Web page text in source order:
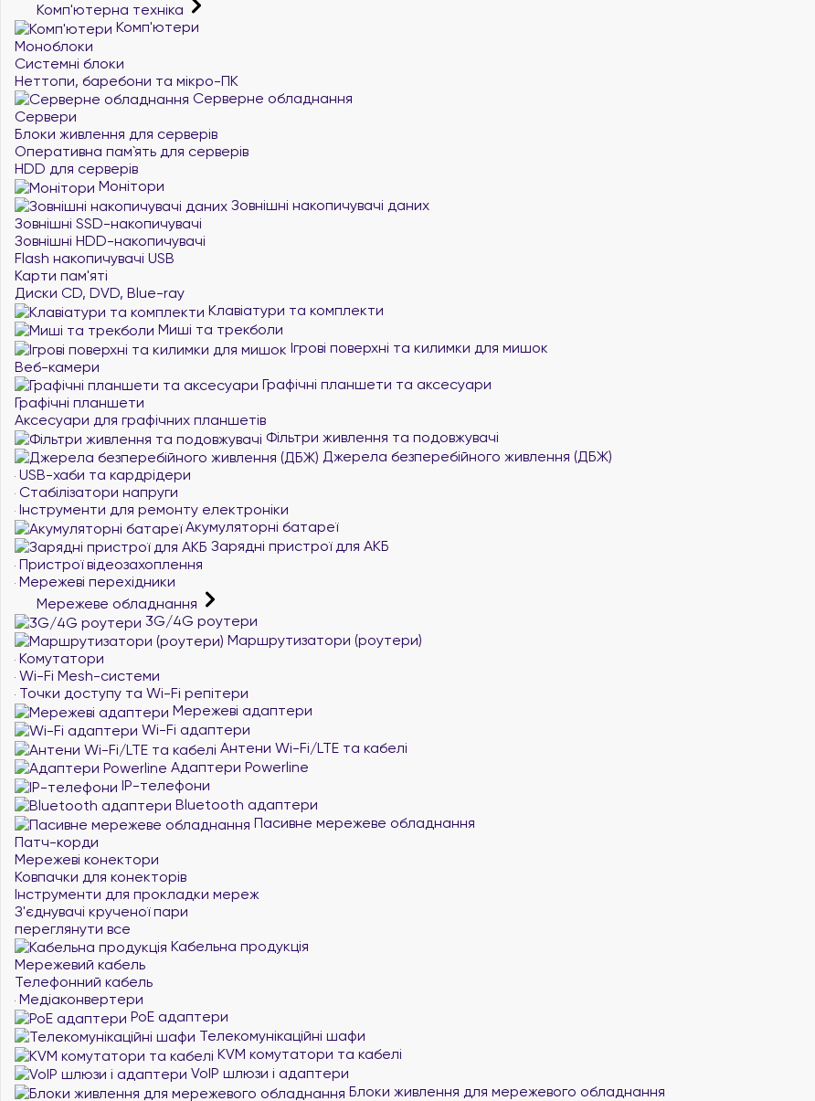
Комп'ютерна техніка
Комп'ютери
Моноблоки
Системні блоки
Неттопи, баребони та мікро-ПК
Серверне обладнання
Сервери
Блоки живлення для серверів
Оперативна пам`ять для серверів
HDD для серверів
Монітори
Зовнішні накопичувачі даних
Зовнішні SSD-накопичувачі
Зовнішні HDD-накопичувачі
Flash накопичувачі USB
Карти пам'яті
Диски CD, DVD, Blue-ray
Клавіатури та комплекти
Миші та трекболи
Ігрові поверхні та килимки для мишок
Веб-камери
Графічні планшети та аксесуари
Графічні планшети
Аксесуари для графічних планшетів
Фільтри живлення та подовжувачі
Джерела безперебійного живлення (ДБЖ)
USB-хаби та кардрідери
Стабілізатори напруги
Інструменти для ремонту електроніки
Акумуляторні батареї
Зарядні пристрої для АКБ
Пристрої відеозахоплення
Мережеві перехідники
Мережеве обладнання
3G/4G роутери
Маршрутизатори (роутери)
Комутатори
Wi-Fi Mesh-системи
Точки доступу та Wi-Fi репітери
Мережеві адаптери
Wi-Fi адаптери
Антени Wi-Fi/LTE та кабелі
Адаптери Powerline
IP-телефони
Bluetooth адаптери
Пасивне мережеве обладнання
Патч-корди
Мережеві конектори
Ковпачки для конекторів
Інструменти для прокладки мереж
З'єднувачі крученої пари
переглянути все
Кабельна продукція
Мережевий кабель
Телефонний кабель
Медіаконвертери
PoE адаптери
Телекомунікаційні шафи
KVM комутатори та кабелі
VoIP шлюзи і адаптери
Блоки живлення для мережевого обладнання